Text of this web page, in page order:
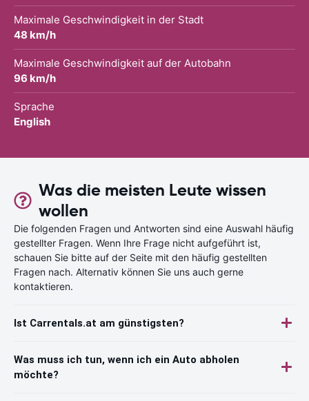
Maximale Geschwindigkeit in der Stadt
48 km/h
Maximale Geschwindigkeit auf der Autobahn
96 km/h
Sprache
English
Was die meisten Leute wissen
wollen
Die folgenden Fragen und Antworten sind eine Auswahl häufig
gestellter Fragen. Wenn Ihre Frage nicht aufgeführt ist,
schauen Sie bitte auf der Seite mit den häufig gestellten
Fragen nach. Alternativ können Sie uns auch gerne
kontaktieren.
Ist Carrentals.at am günstigsten?
Was muss ich tun, wenn ich ein Auto abholen
möchte?